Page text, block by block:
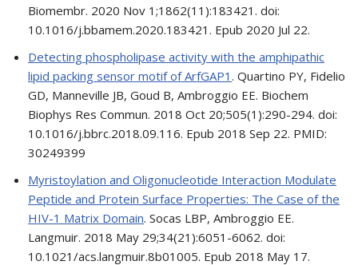
Biomembr. 2020 Nov 1;1862(11):183421. doi:
10.1016/j.bbamem.2020.183421. Epub 2020 Jul 22.
Detecting phospholipase activity with the amphipathic
lipid packing sensor motif of ArfGAP1 . Quartino PY, Fidelio
GD, Manneville JB, Goud B, Ambroggio EE. Biochem
Biophys Res Commun. 2018 Oct 20;505(1):290-294. doi:
10.1016/j.bbrc.2018.09.116. Epub 2018 Sep 22. PMID:
30249399
Myristoylation and Oligonucleotide Interaction Modulate
Peptide and Protein Surface Properties: The Case of the
HIV-1 Matrix Domain. Socas LBP, Ambroggio EE.
Langmuir. 2018 May 29;34(21):6051-6062. doi:
10.1021/acs.langmuir.8b01005. Epub 2018 May 17.